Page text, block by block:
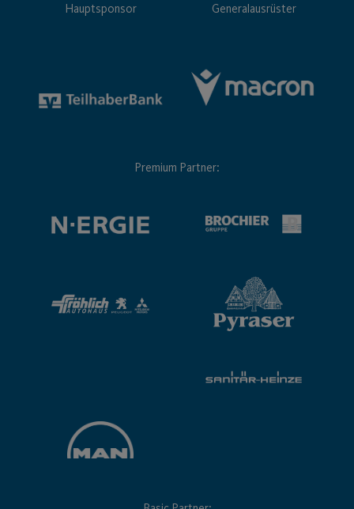
Hauptsponsor Generalausrüster
Premium Partner: